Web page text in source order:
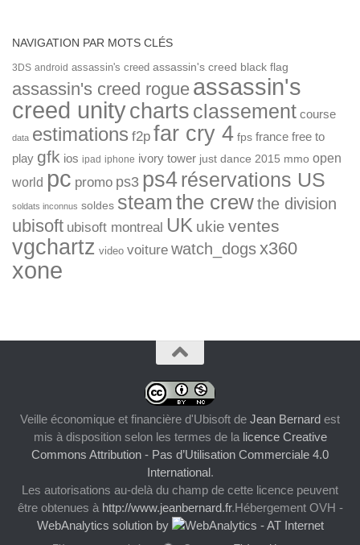
NAVIGATION PAR MOTS CLÉS
3DS android assassin's creed assassin's creed black flag
assassin's creed rogue assassin's
creed unitycharts classement course
data estimations f2p far cry 4 fps france free to
play gfk ios ipad iphone ivory tower just dance 2015 mmo open
world pc promo ps3 ps4réservations US
soldats inconnus soldes steamthe crewthe division
ubisoft ubisoft montreal UK ukie ventes
vgchartz video voiture watch_dogsx360
xone
Veille économique et financière d'Ubisoft de Jean Bernard est
mis à disposition selon les termes de la licence Creative
Commons Attribution - Pas d’Utilisation Commerciale 4.0
International.
Les autorisations au-delà du champ de cette licence peuvent
être obtenues à http://www.jeanbernard.fr.Hébergement OVH -
WebAnalytics solution by